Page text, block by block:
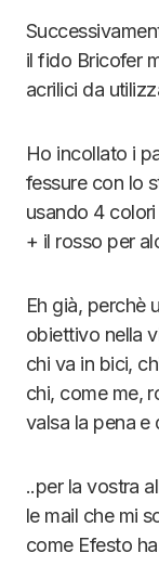
il fido Bricofer
acrilici da
Ho incollato i
fessure con lo
usando 4
+ il rosso per
Eh già, perchè
obiettivo nella
chi va in bici,
chi, come me,
valsa la pena
..per la vostra
le mail che mi
come Efesto